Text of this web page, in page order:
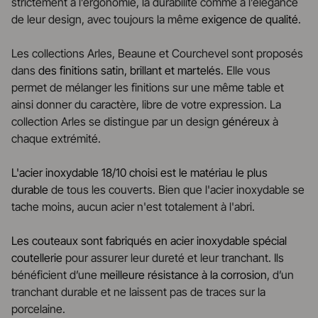
de leur design, avec toujours la même exigence de qualité.
Les collections Arles, Beaune et Courchevel sont proposés
dans des finitions satin, brillant et martelés. Elle vous
permet de mélanger les finitions sur une même table et
ainsi donner du caractère, libre de votre expression. La
collection Arles se distingue par un design généreux à
chaque extrémité.
L'acier inoxydable 18/10 choisi est le matériau le plus
durable de tous les couverts. Bien que l'acier inoxydable se
tache moins, aucun acier n'est totalement à l'abri.
Les couteaux sont fabriqués en acier inoxydable spécial
coutellerie pour assurer leur dureté et leur tranchant. Ils
bénéficient d’une meilleure résistance à la corrosion, d’un
tranchant durable et ne laissent pas de traces sur la
porcelaine.